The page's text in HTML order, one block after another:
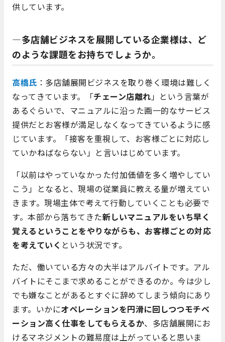
供しています。
―多店舗ビジネスを展開している企業様は、ど
のような課題をお持ちでしょうか。
高橋氏 ：多店舗展開ビジネスを取り巻く環境は難しく
なってきています。「チェーン店離れ」という言葉が
あるぐらいで、マニュアルに沿った画一的なサービス
提供だとお客様が満足しなくなってきているように感
じています。「接客を重視して、お客様ごとに対応し
ていかねばならない」と言いはじめています。
「以前はやっていなかった付加価値を多く増やしてい
こう」となると、現場の従業員に教える量が増えてい
きます。現場主体で考えて行動していくことも必要で
す。本部から落ちてきた新しいマニュアルをいち早く
覚えるということをやりながらも、お客様ごとの対応
を考えていく という状況です。
ただ、働いている方々の大半はアルバイトです。アル
バイトにそこまで求めることができるのか。今は少し
でも嫌なことがあるとすぐに辞めてしまう傾向にあり
ます。いかにオペレーションを円滑に回しつつモチベ
ーション高く仕事をしてもらえるか、多店舗展開にお
けるマネジメントの難易度は上がっていると思いま